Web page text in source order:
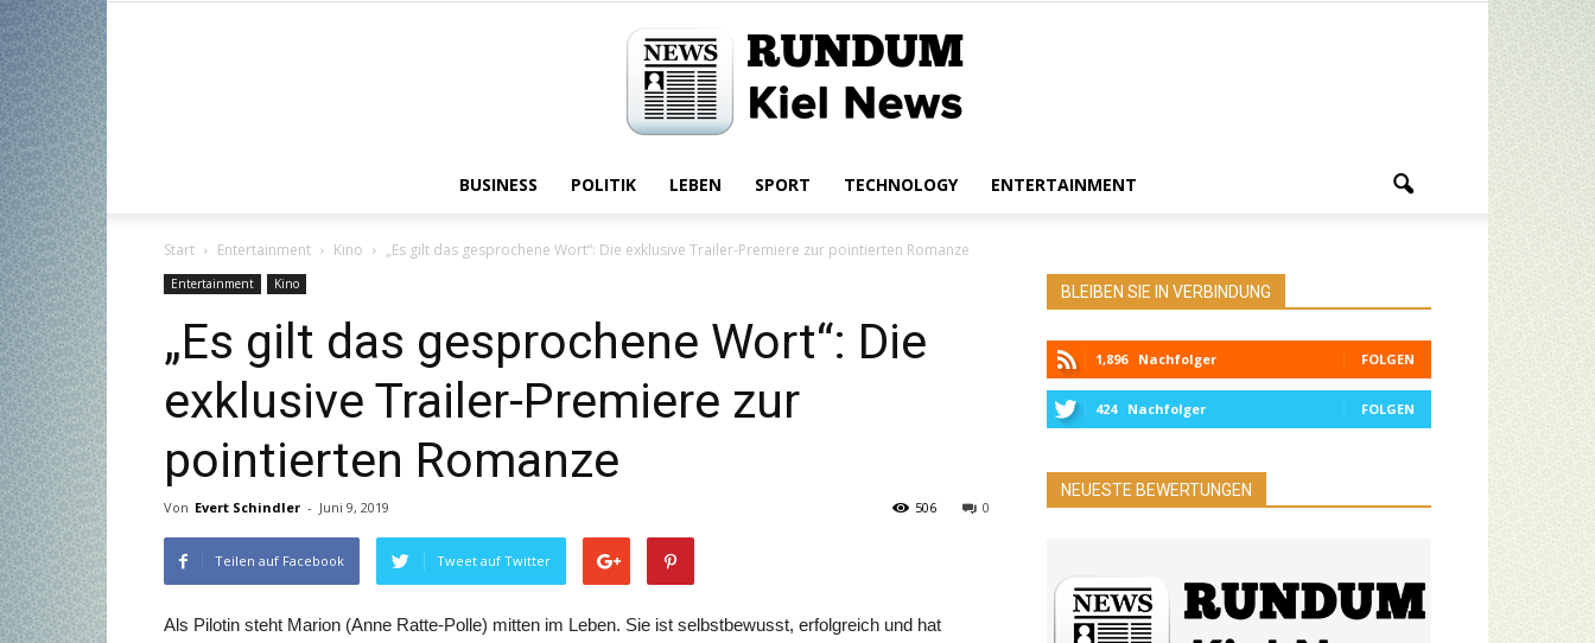
BUSINESS POLITIK LEBEN SPORT TECHNOLOGY ENTERTAINMENT
Start Entertainment Kino „Es gilt das gesprochene Wort“: Die exklusive Trailer-Premiere zur pointierten Romanze
Entertainment Kino
„Es gilt das gesprochene Wort“: Die
exklusive Trailer-Premiere zur
pointierten Romanze
Von Evert Schindler - Juni 9, 2019 0
506
Teilen auf Facebook Tweet auf Twitter
Als Pilotin steht Marion (Anne Ratte-Polle) mitten im Leben. Sie ist selbstbewusst, erfolgreich und hat
BLEIBEN SIE IN VERBINDUNG
1,896 Nachfolger FOLGEN
424 Nachfolger FOLGEN
NEUESTE BEWERTUNGEN